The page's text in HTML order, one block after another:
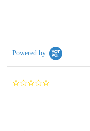
0.0